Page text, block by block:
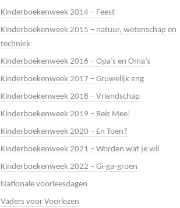
Kinderboekenweek 2014 – Feest
Kinderboekenweek 2015 – natuur, wetenschap en
techniek
Kinderboekenweek 2016 – Opa’s en Oma’s
Kinderboekenweek 2017 – Gruwelijk eng
Kinderboekenweek 2018 – Vriendschap
Kinderboekenweek 2019 – Reis Mee!
Kinderboekenweek 2020 – En Toen?
Kinderboekenweek 2021 – Worden wat je wil
Kinderboekenweek 2022 – Gi-ga-groen
Nationale voorleesdagen
Vaders voor Voorlezen